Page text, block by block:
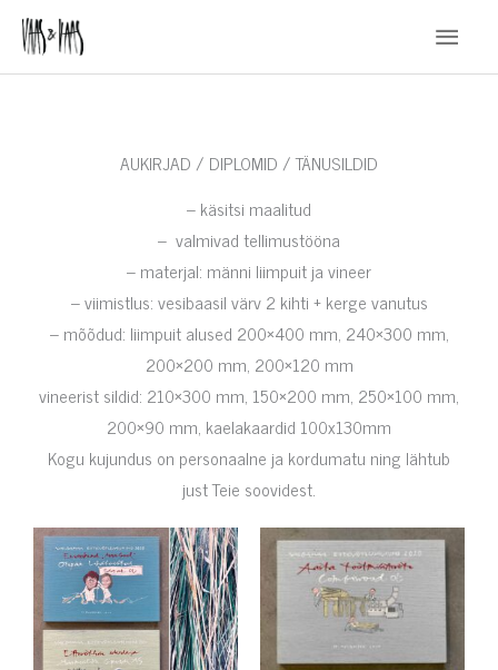
Skip
content
Main
Menu
AUKIRJAD / DIPLOMID / TÄNUSILDID
– käsitsi maalitud
– valmivad tellimustööna
– materjal: männi liimpuit ja vineer
– viimistlus: vesibaasil värv 2 kihti + kerge vanutus
– mõõdud: liimpuit alused 200×400 mm, 240×300 mm,
200×200 mm, 200×120 mm
vineerist sildid: 210×300 mm, 150×200 mm, 250×100 mm,
200×90 mm, kaelakaardid 100x130mm
Kogu kujundus on personaalne ja kordumatu ning lähtub
just Teie soovidest.